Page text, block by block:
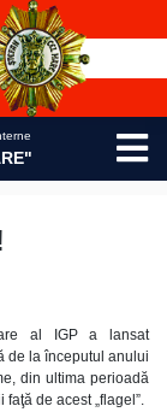
al IGP a lansat
de la începutul anului
din ultima perioadă
de acest „flagel”.